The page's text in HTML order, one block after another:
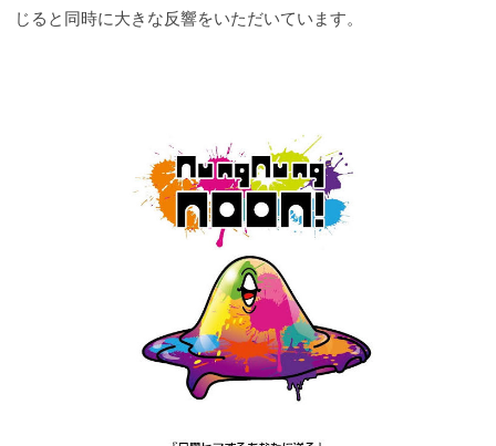
じると同時に大きな反響をいただいています。